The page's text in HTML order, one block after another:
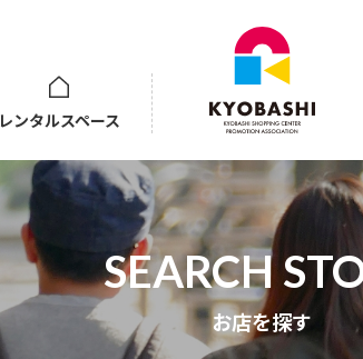
レンタルスペース
井戸端ステーション
ビギンホール
お店を探す